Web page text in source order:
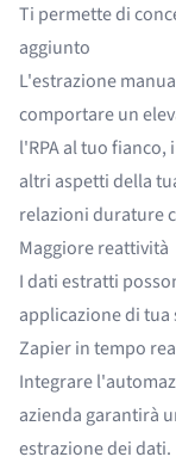
Ti permette di
aggiunto
L'estrazione
comportare un
l'RPA al tuo
altri aspetti della
relazioni durature
Maggiore reattività
I dati estratti
applicazione di
Zapierin tempo
Integrare
azienda garantirà
estrazione dei dati.